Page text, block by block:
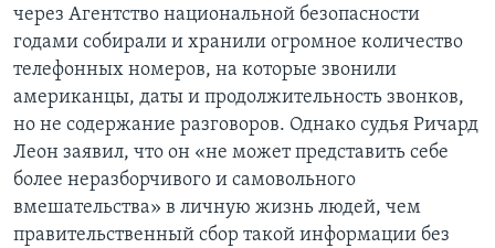
через Агентство национальной безопасности
годами собирали и хранили огромное количество
телефонных номеров, на которые звонили
американцы, даты и продолжительность звонков,
но не содержание разговоров. Однако судья Ричард
Леон заявил, что он «не может представить себе
более неразборчивого и самовольного
вмешательства» в личную жизнь людей, чем
правительственный сбор такой информации без